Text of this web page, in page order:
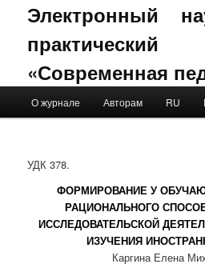
Электронный
«Современная
Skip to primary content
Skip to secondary content
О журнале Авторам RU
УДК 378.
ФОРМИРОВАНИЕ У
РАЦИОНАЛЬНОГО
ИССЛЕДОВАТЕЛЬСКОЙ
ИЗУЧЕНИЯ
Каргина Елена